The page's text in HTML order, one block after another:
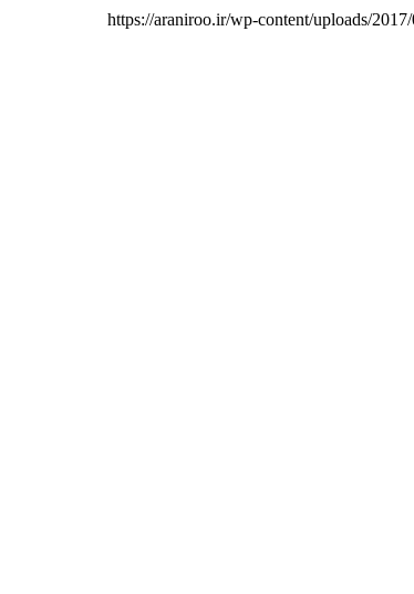
https://araniroo.ir/wp-content/uploads/